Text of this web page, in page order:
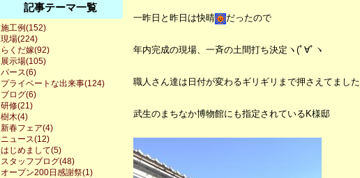
一昨日と昨日は快晴 だったので
年内完成の現場、一斉の土間打ち決定ヽ(ﾟ∀ﾟヽ
職人さん達は日付が変わるギリギリまで押さえてました
武生のまちなか博物館にも指定されているK様邸
記事テーマ一覧
施工例(152)
現場(224)
らくだ嫁(92)
展示場(105)
パース(6)
プライベートな出来事(124)
ブログ(6)
研修(21)
樹木(4)
新春フェア(4)
ニュース(12)
はじめまして(5)
スタッフブログ(48)
オープン200日感謝祭(1)